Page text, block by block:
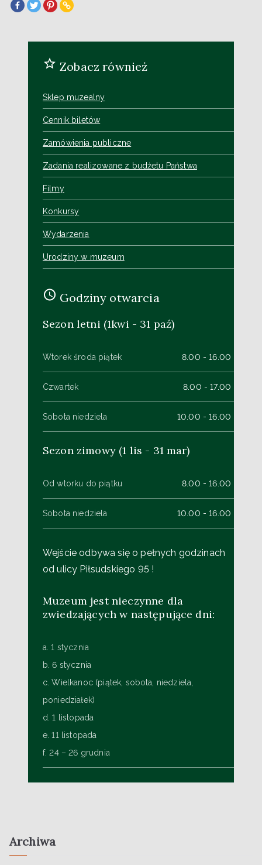
Zobacz również
Sklep muzealny
Cennik biletów
Zamówienia publiczne
Zadania realizowane z budżetu Państwa
Filmy
Konkursy
Wydarzenia
Urodziny w muzeum
Godziny otwarcia
Sezon letni (1kwi - 31 paź)
Wtorek środa piątek 8.00 - 16.00
Czwartek 8.00 - 17.00
Sobota niedziela 10.00 - 16.00
Sezon zimowy (1 lis - 31 mar)
Od wtorku do piątku 8.00 - 16.00
Sobota niedziela 10.00 - 16.00
Wejście odbywa się o pełnych godzinach
od ulicy Piłsudskiego 95 !
Muzeum jest nieczynne dla
zwiedzających w następujące dni:
a. 1 stycznia
b. 6 stycznia
c. Wielkanoc (piątek, sobota, niedziela,
poniedziałek)
d. 1 listopada
e. 11 listopada
f. 24 – 26 grudnia
Archiwa